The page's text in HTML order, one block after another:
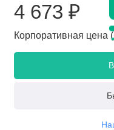
4 673 ₽
Корпоративная цена